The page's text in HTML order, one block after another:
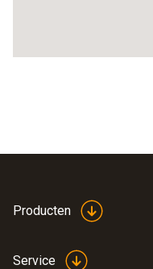
Producten
Service